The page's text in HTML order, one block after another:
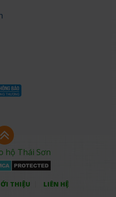
hộ Thái Sơn
THIỆU LIÊN HỆ